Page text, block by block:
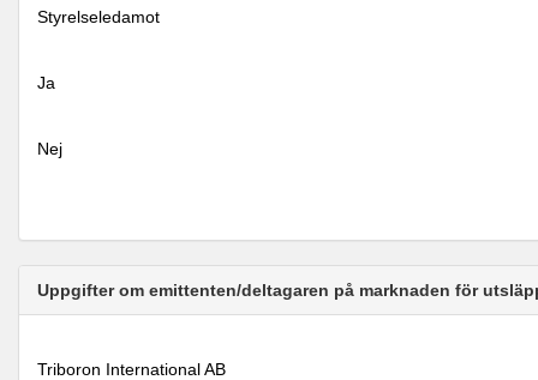
Styrelseledamot
Ja
Nej
Uppgifter om emittenten/deltagaren på marknaden för
Triboron International AB